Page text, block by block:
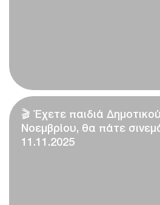
🎬 Έχετε παιδιά
Νοεμβρίου, θα πάτε σινεμά
11.11.2025